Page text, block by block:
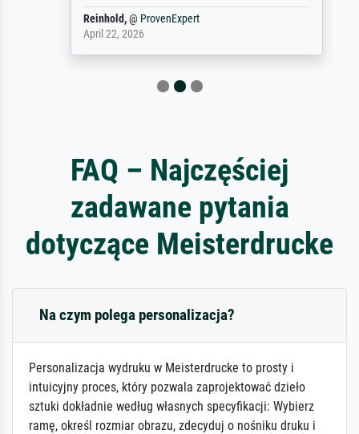
Reinhold,@ProvenExpert
April 22, 2026
FAQ – Najczęściej
zadawane pytania
dotyczące Meisterdrucke
Na czym polega personalizacja?
Personalizacja wydruku w Meisterdrucke to prosty i
intuicyjny proces, który pozwala zaprojektować dzieło
sztuki dokładnie według własnych specyfikacji: Wybierz
ramę, określ rozmiar obrazu, zdecyduj o nośniku druku i